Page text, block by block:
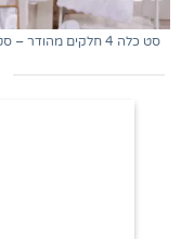
סט כלה 4 חלקים מהודר – סט מקווה